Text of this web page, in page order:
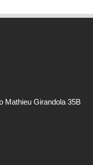
Mathieu Girandola 35B